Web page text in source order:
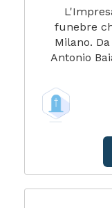
funebre
Milano.
Antonio